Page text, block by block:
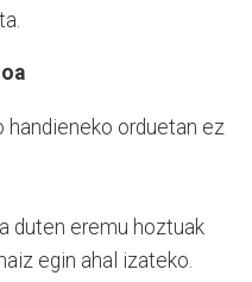
handieneko orduetan ez
duten eremu hoztuak
egin ahal izateko.